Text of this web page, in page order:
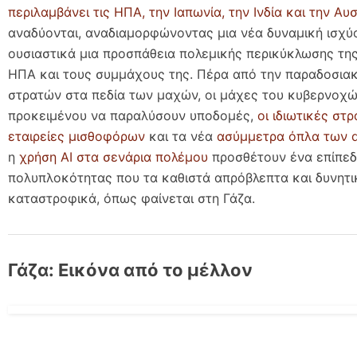
περιλαμβάνει τις ΗΠΑ, την Ιαπωνία, την Ινδία και την
αναδύονται, αναδιαμορφώνοντας μια νέα δυναμική
ουσιαστικά μια προσπάθεια πολεμικής περικύκλωσης
ΗΠΑ και τους συμμάχους της. Πέρα από την
στρατών στα πεδία των μαχών, οι μάχες του
προκειμένου να παραλύσουν υποδομές, οι ιδιωτικές
εταιρείες μισθοφόρων και τα νέα ασύμμετρα όπλα των
η χρήση ΑΙ στα σενάρια πολέμου προσθέτουν ένα
πολυπλοκότητας που τα καθιστά απρόβλεπτα και
καταστροφικά, όπως φαίνεται στη Γάζα.
Γάζα: Εικόνα από το μέλλον